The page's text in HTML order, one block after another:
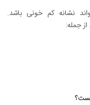
نشانه کم خونی باشد.
جمله: